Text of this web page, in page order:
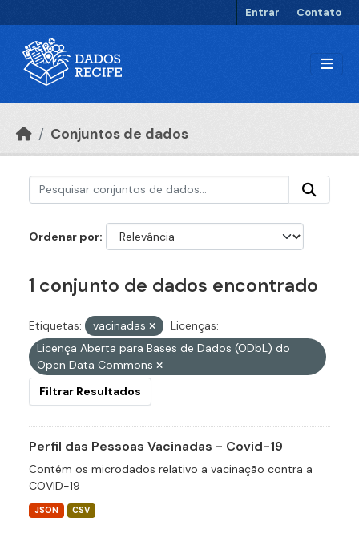
Entrar Contato
Conjuntos de dados
Ordenar por
1 conjunto de dados encontrado
Etiquetas: vacinadas
Licenças:
Licença Aberta para Bases de Dados (ODbL) do
Open Data Commons
Filtrar Resultados
Perfil das Pessoas Vacinadas - Covid-19
Contém os microdados relativo a vacinação contra a
COVID-19
JSON CSV